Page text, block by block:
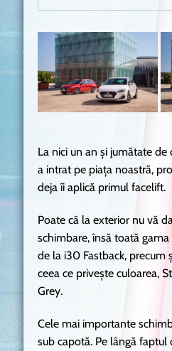
La nici un an și jumătate
a intrat pe piața noastră,
deja îi aplică primul facelift.
Poate că la exterior nu vă
schimbare, însă toată
de la i30 Fastback, precum
ceea ce privește culoarea,
Grey.
Cele mai importante
sub capotă. Pe lângă faptul